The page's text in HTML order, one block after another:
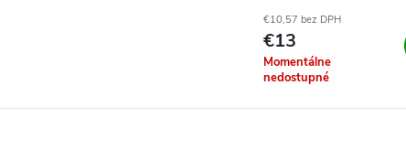
€10,57 bez DPH
€13
Momentálne
nedostupné